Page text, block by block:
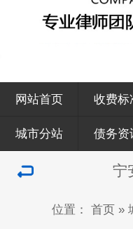
网站首页 收费标
城市分站 债务资
宁
位置： 首页 »